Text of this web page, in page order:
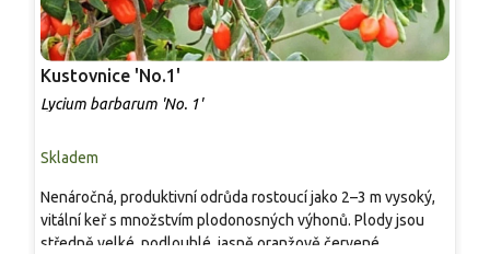
Kustovnice 'No.1'
Lycium barbarum 'No. 1'
Skladem
Nenáročná, produktivní odrůda rostoucí jako 2–3 m vysoký,
vitální keř s množstvím plodonosných výhonů. Plody jsou
středně velké, podlouhlé, jasně oranžově červené,